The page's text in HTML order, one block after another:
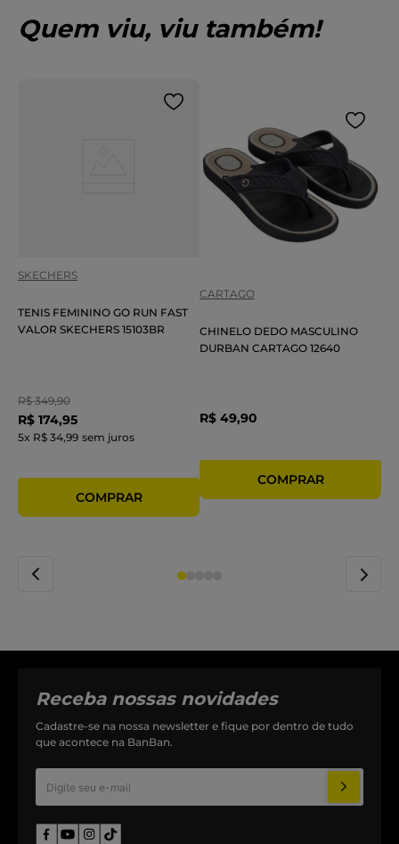
Quem viu, viu também!
SKECHERS
TENIS FEMININO GO RUN FAST
VALOR SKECHERS 15103BR
R$ 349,90
R$ 174,95
5x R$ 34,99 sem juros
CARTAGO
CHINELO DEDO MASCULINO
DURBAN CARTAGO 12640
R$ 49,90
Receba nossas novidades
Cadastre-se na nossa newsletter e fique por dentro de tudo
que acontece na BanBan.